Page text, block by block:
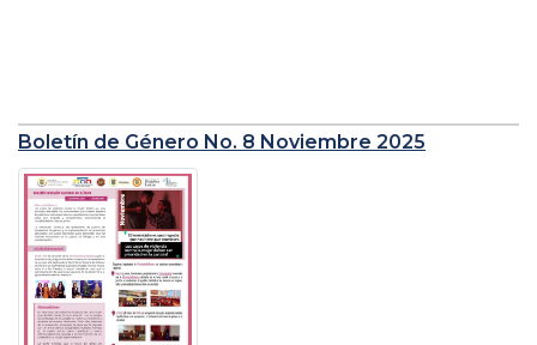
Boletín de Género No. 8 Noviembre 2025